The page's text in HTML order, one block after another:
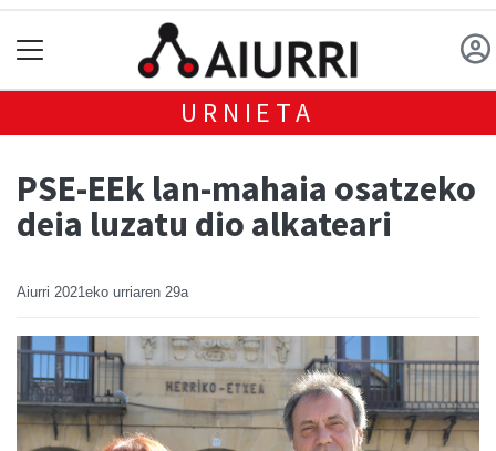
URNIETA
PSE-EEk lan-mahaia osatzeko
deia luzatu dio alkateari
Aiurri 2021eko urriaren 29a